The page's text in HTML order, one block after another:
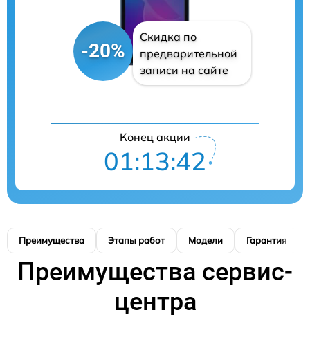
-20%
Скидка по
предварительной
записи на сайте
Конец акции
01:13:41
Преимущества Этапы работ Модели Гарантия
Преимущества сервис-
центра